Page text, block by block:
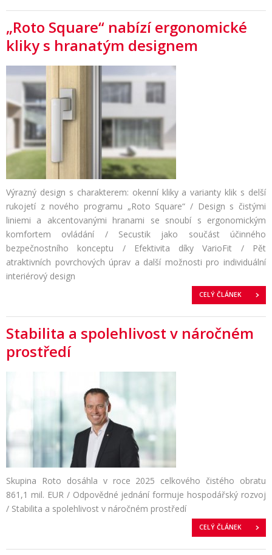
„Roto Square“ nabízí ergonomické
kliky s hranatým designem
Výrazný design s charakterem: okenní kliky a varianty klik s delší
rukojetí z nového programu „Roto Square“ / Design s čistými
liniemi a akcentovanými hranami se snoubí s ergonomickým
komfortem ovládání / Secustik jako součást účinného
bezpečnostního konceptu / Efektivita díky VarioFit / Pět
atraktivních povrchových úprav a další možnosti pro individuální
interiérový design
CELÝ ČLÁNEK
Stabilita a spolehlivost v náročném
prostředí
Skupina Roto dosáhla v roce 2025 celkového čistého obratu
861,1 mil. EUR / Odpovědné jednání formuje hospodářský rozvoj
/ Stabilita a spolehlivost v náročném prostředí
CELÝ ČLÁNEK